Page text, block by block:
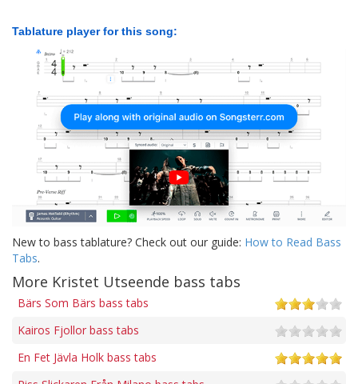
Tablature player for this song:
New to bass tablature? Check out our guide: How to Read Bass
Tabs.
More Kristet Utseende bass tabs
Bärs Som Bärs bass tabs
Kairos Fjollor bass tabs
En Fet Jävla Holk bass tabs